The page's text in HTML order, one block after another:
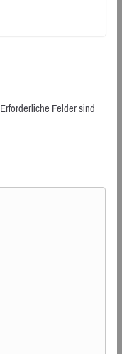
Erforderliche Felder sind